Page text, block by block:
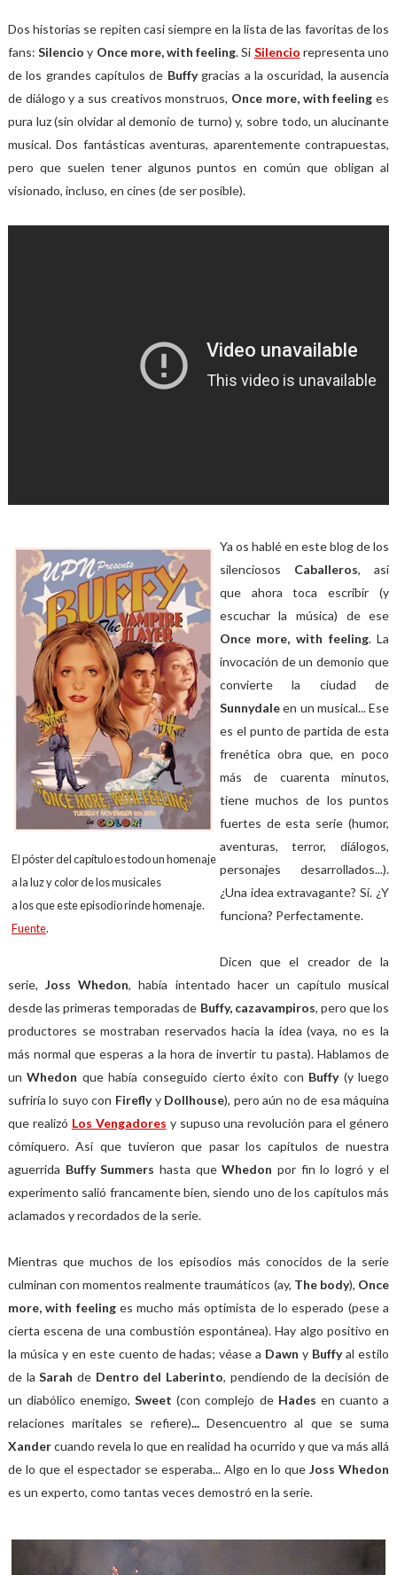
Dos historias se repiten casi siempre en la lista de las favoritas de los
fans:Silencioy Once more, with feeling. Si Silencio representa uno
de los grandes capítulos de Buffygracias a la oscuridad, la ausencia
de diálogo y a sus creativos monstruos, Once more, with feeling es
pura luz (sin olvidar al demonio de turno) y, sobre todo, un alucinante
musical. Dos fantásticas aventuras, aparentemente contrapuestas,
pero que suelen tener algunos puntos en común que obligan al
visionado, incluso, en cines (de ser posible).
El póster del capítulo es todo un homenaje
a la luz y colorde los musicales
a los que este episodio rinde homenaje.
Fuente.
Ya os hablé en este blog de los
silenciosos Caballeros, así
que ahora toca escribir (y
escuchar la música) de ese
Once more, with feeling. La
invocación de un demonio que
convierte la ciudad de
Sunnydaleen un musical... Ese
es el punto de partida de esta
frenética obra que, en poco
más de cuarenta minutos,
tiene muchos de los puntos
fuertes de esta serie (humor,
aventuras, terror, diálogos,
personajes desarrollados...).
¿Una idea extravagante? Sí. ¿Y
funciona? Perfectamente.
Dicen que el creador de la
serie,Joss Whedon, había intentado hacer un capítulo musical
desde las primeras temporadas de Buffy, cazavampiros, pero que los
productores se mostraban reservados hacia la idea (vaya, no es la
más normal que esperas a la hora de invertir tu pasta). Hablamos de
unWhedon que había conseguido cierto éxito con Buffy (y luego
sufriría lo suyo con FireflyyDollhouse), pero aún no de esa máquina
que realizó Los Vengadores y supuso una revolución para el género
cómiquero. Así que tuvieron que pasar los capítulos de nuestra
aguerrida Buffy Summers hasta queWhedon por fin lo logró y el
experimento salió francamente bien, siendo uno de los capítulos más
aclamados y recordados de la serie.
Mientras que muchos de los episodios más conocidos de la serie
culminan con momentos realmente traumáticos (ay, The body), Once
more, with feelinges mucho más optimista de lo esperado (pese a
cierta escena de una combustión espontánea). Hay algo positivo en
la música y en este cuento de hadas; véase a Dawny Buffyal estilo
de laSarah de Dentro del Laberinto, pendiendo de la decisión de
un diabólico enemigo,Sweet(con complejo deHades en cuanto a
relaciones maritales se refiere)... Desencuentro al que se suma
Xandercuando revela lo que en realidad ha ocurrido y que va más allá
de lo que el espectador se esperaba... Algo en lo queJoss Whedon
es un experto, como tantas veces demostró en la serie.